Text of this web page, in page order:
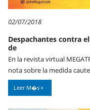
02/07/2018
Despachantes contra
de
En la revista virtual
nota sobre la medida
Leer M�s